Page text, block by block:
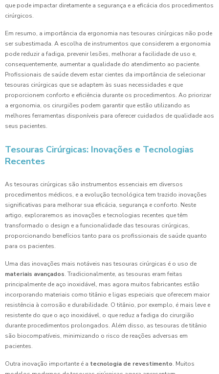
que pode impactar diretamente a segurança e a eficácia dos procedimentos
cirúrgicos.
Em resumo, a importância da ergonomia nas tesouras cirúrgicas não pode
ser subestimada. A escolha de instrumentos que considerem a ergonomia
pode reduzir a fadiga, prevenir lesões, melhorar a facilidade de uso e,
consequentemente, aumentar a qualidade do atendimento ao paciente.
Profissionais de saúde devem estar cientes da importância de selecionar
tesouras cirúrgicas que se adaptem às suas necessidades e que
proporcionem conforto e eficiência durante os procedimentos. Ao priorizar
a ergonomia, os cirurgiões podem garantir que estão utilizando as
melhores ferramentas disponíveis para oferecer cuidados de qualidade aos
seus pacientes.
Tesouras Cirúrgicas: Inovações e Tecnologias
Recentes
As tesouras cirúrgicas são instrumentos essenciais em diversos
procedimentos médicos, e a evolução tecnológica tem trazido inovações
significativas para melhorar sua eficácia, segurança e conforto. Neste
artigo, exploraremos as inovações e tecnologias recentes que têm
transformado o design e a funcionalidade das tesouras cirúrgicas,
proporcionando benefícios tanto para os profissionais de saúde quanto
para os pacientes.
Uma das inovações mais notáveis nas tesouras cirúrgicas é o uso de
materiais avançados. Tradicionalmente, as tesouras eram feitas
principalmente de aço inoxidável, mas agora muitos fabricantes estão
incorporando materiais como titânio e ligas especiais que oferecem maior
resistência à corrosão e durabilidade. O titânio, por exemplo, é mais leve e
resistente do que o aço inoxidável, o que reduz a fadiga do cirurgião
durante procedimentos prolongados. Além disso, as tesouras de titânio
são biocompatíveis, minimizando o risco de reações adversas em
pacientes.
Outra inovação importante é a tecnologia de revestimento. Muitos